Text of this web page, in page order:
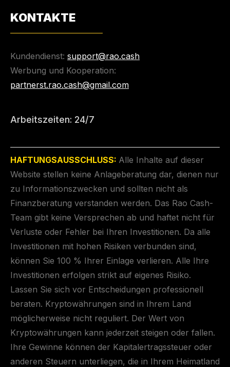
KONTAKTE
Kundendienst: support@rao.cash
Werbung und Kooperation:
partnerst.rao.cash@gmail.com
Arbeitszeiten: 24/7
HAFTUNGSAUSSCHLUSS: Alle Inhalte auf dieser
Website stellen keine Anlageberatung dar, dienen nur
zu Informationszwecken und sollten nicht als
Finanzberatung verstanden werden. Das Rao Cash-
Team gibt keine Versprechen ab und haftet nicht für
Verluste oder Fehler bei Ihren Investitionen. Da alle
Investitionen mit hohen Risiken verbunden sind,
können Sie 100 % Ihrer Einlage verlieren. Alle Ihre
Investitionen erfolgen strikt auf eigenes Risiko.
Lassen Sie sich vor Entscheidungen professionell
beraten. Kryptowährungen sind in Ihrem Land
möglicherweise nicht reguliert. Der Wert von
Kryptowährungen kann jederzeit steigen oder fallen.
Ihre Gewinne können der Kapitalertragssteuer oder
anderen Steuern unterliegen, die in Ihrem Heimatland